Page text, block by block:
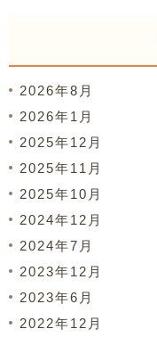
2026年8月
2026年1月
2025年12月
2025年11月
2025年10月
2024年12月
2024年7月
2023年12月
2023年6月
2022年12月